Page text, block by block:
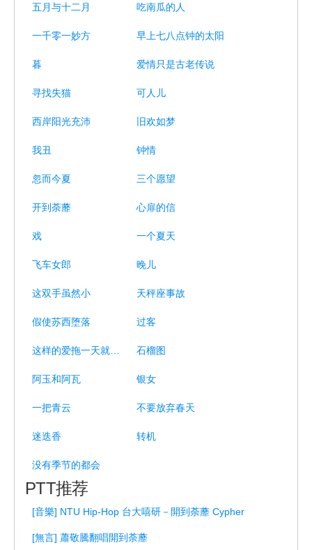
五月与十二月 吃南瓜的人
一千零一妙方 早上七八点钟的太阳
暮 爱情只是古老传说
寻找失猫 可人儿
西岸阳光充沛 旧欢如梦
我丑 钟情
忽而今夏 三个愿望
开到荼蘼 心扉的信
戏 一个夏天
飞车女郎 晚儿
这双手虽然小 天秤座事故
假使苏西堕落 过客
石榴图
阿玉和阿瓦 银女
一把青云 不要放弃春天
迷迭香 转机
没有季节的都会
PTT推荐
[音樂] NTU Hip-Hop 台大嘻研－開到荼蘼 Cypher
[無言] 蕭敬騰翻唱開到荼蘼